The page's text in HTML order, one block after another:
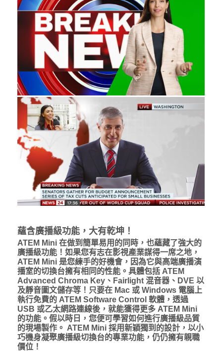
蘊含廣播級功能，大有乾坤！
ATEM Mini 在做到簡單易用的同時，也蘊藏了強大的
廣播級功能！如果您有志在影視產業謀得一席之地，
ATEM Mini 是您練手的好機會，因為它與高端廣播演
播室的切換台擁有相同的性能。具體包括 ATEM
Advanced Chroma Key、Fairlight 混音器、DVE 以
及靜音圖文儲存等！只要在 Mac 或 Windows 電腦上
執行免費的 ATEM Software Control 軟體，透過
USB 或乙太網路連線後，就能獲得更多 ATEM Mini
的功能。假以時日，您便可學習如何進行廣播級品質
的現場製作。 ATEM Mini 採用新穎獨到的設計，以小
巧機身凝聚廣播級切換台的專業功能，仍仍擁有親職
價位！